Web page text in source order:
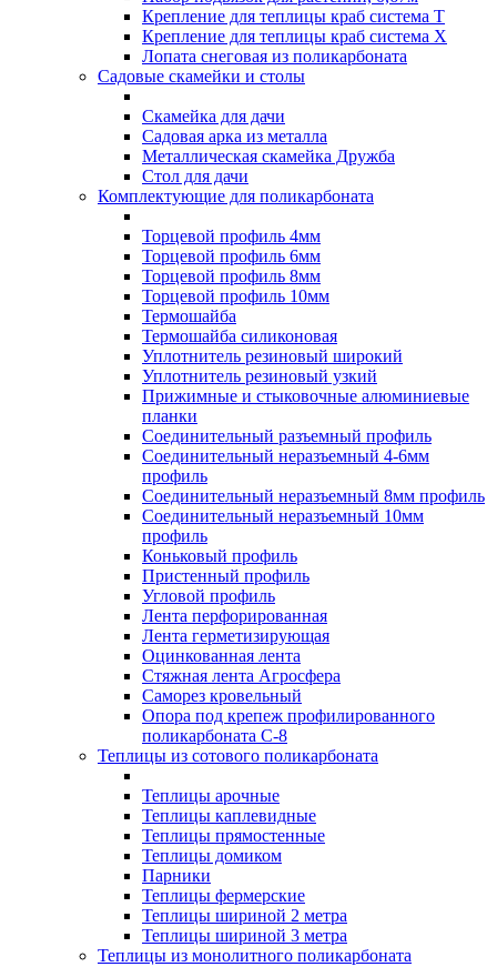
Крепление для теплицы краб система Т
Крепление для теплицы краб система Х
Лопата снеговая из поликарбоната
Садовые скамейки и столы
Скамейка для дачи
Садовая арка из металла
Металлическая скамейка Дружба
Стол для дачи
Комплектующие для поликарбоната
Торцевой профиль 4мм
Торцевой профиль 6мм
Торцевой профиль 8мм
Торцевой профиль 10мм
Термошайба
Термошайба силиконовая
Уплотнитель резиновый широкий
Уплотнитель резиновый узкий
Прижимные и стыковочные алюминиевые
планки
Соединительный разъемный профиль
Соединительный неразъемный 4-6мм
профиль
Соединительный неразъемный 8мм профиль
Соединительный неразъемный 10мм
профиль
Коньковый профиль
Пристенный профиль
Угловой профиль
Лента перфорированная
Лента герметизирующая
Оцинкованная лента
Стяжная лента Агросфера
Саморез кровельный
Опора под крепеж профилированного
поликарбоната С-8
Теплицы из сотового поликарбоната
Теплицы арочные
Теплицы каплевидные
Теплицы прямостенные
Теплицы домиком
Парники
Теплицы фермерские
Теплицы шириной 2 метра
Теплицы шириной 3 метра
Теплицы из монолитного поликарбоната